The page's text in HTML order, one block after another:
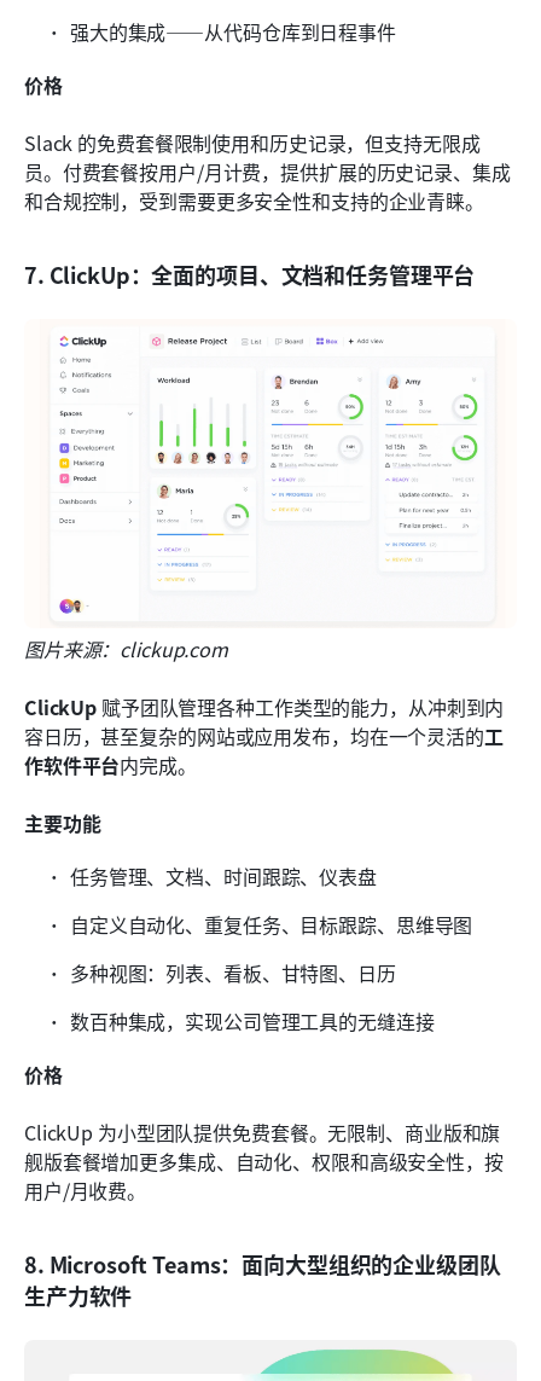
强大的集成——从代码仓库到日程事件
价格
Slack 的免费套餐限制使用和历史记录，但支持无限成
员。付费套餐按用户/月计费，提供扩展的历史记录、集成
和合规控制，受到需要更多安全性和支持的企业青睐。
7. ClickUp：全面的项目、文档和任务管理平台
图片来源：clickup.com
ClickUp 赋予团队管理各种工作类型的能力，从冲刺到内
容日历，甚至复杂的网站或应用发布，均在一个灵活的工
作软件平台内完成。
主要功能
任务管理、文档、时间跟踪、仪表盘
自定义自动化、重复任务、目标跟踪、思维导图
多种视图：列表、看板、甘特图、日历
数百种集成，实现公司管理工具的无缝连接
价格
ClickUp 为小型团队提供免费套餐。无限制、商业版和旗
舰版套餐增加更多集成、自动化、权限和高级安全性，按
用户/月收费。
8. Microsoft Teams：面向大型组织的企业级团队
生产力软件